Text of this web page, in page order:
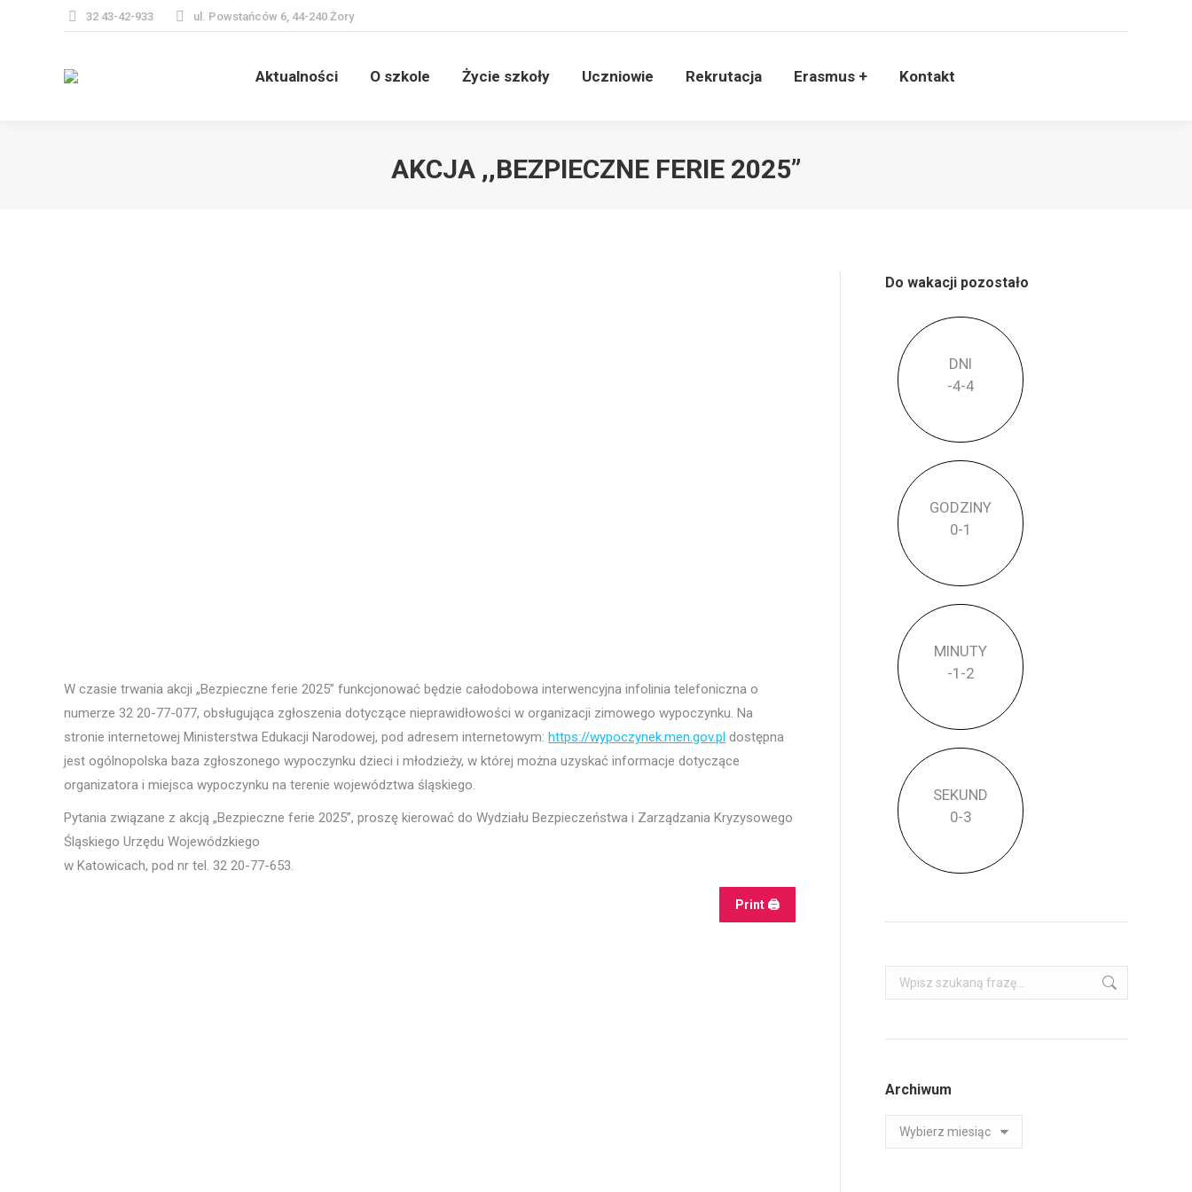
32 43-42-933 ul. Powstańców 6, 44-240 Żory
Aktualności O szkole Życie szkoły Uczniowie Rekrutacja Erasmus + Kontakt
AKCJA ,,BEZPIECZNE FERIE 2025”
W czasie trwania akcji „Bezpieczne ferie 2025” funkcjonować będzie całodobowa interwencyjna infolinia telefoniczna o
numerze 32 20-77-077, obsługująca zgłoszenia dotyczące nieprawidłowości w organizacji zimowego wypoczynku. Na
stronie internetowej Ministerstwa Edukacji Narodowej, pod adresem internetowym: https://wypoczynek.men.gov.pl dostępna
jest ogólnopolska baza zgłoszonego wypoczynku dzieci i młodzieży, w której można uzyskać informacje dotyczące
organizatora i miejsca wypoczynku na terenie województwa śląskiego.
Pytania związane z akcją „Bezpieczne ferie 2025”, proszę kierować do Wydziału Bezpieczeństwa i Zarządzania Kryzysowego
Śląskiego Urzędu Wojewódzkiego
w Katowicach, pod nr tel. 32 20-77-653.
Print 🖨
Do wakacji pozostało
DNI
-4-4
GODZINY
0-1
MINUTY
-1 -2
SEKUND
0-3
Szukaj:
Archiwum
Archiwum